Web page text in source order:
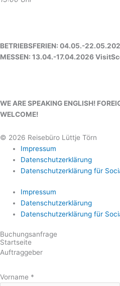
BETRIEBSFERIEN: 04.05.-
MESSEN: 13.04.-17.04.2026
WE ARE SPEAKING ENGLISH!
WELCOME!
© 2026 Reisebüro Lüttje Törn
Impressum
Datenschutzerklärung
Datenschutzerklärung für
Impressum
Datenschutzerklärung
Datenschutzerklärung für
Buchungsanfrage
Startseite
Auftraggeber
Vorname *